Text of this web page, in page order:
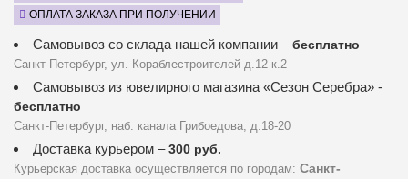
ОПЛАТА ЗАКАЗА ПРИ ПОЛУЧЕНИИ
Самовывоз со склада нашей компании –бесплатно
Санкт-Петербург, ул. Кораблестроителей д.12 к.2
Самовывоз из ювелирного магазина «Сезон Серебра» -
бесплатно
Санкт-Петербург, наб. канала Грибоедова, д.18-20
Доставка курьером –300 руб.
Курьерская доставка осуществляется по городам: Санкт-